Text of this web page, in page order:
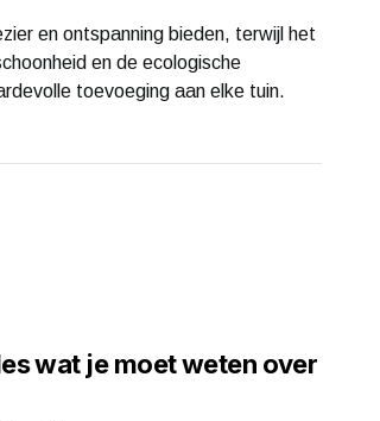
en ontspanning bieden, terwijl het
en de ecologische
toevoeging aan elke tuin.
wat je moet weten over